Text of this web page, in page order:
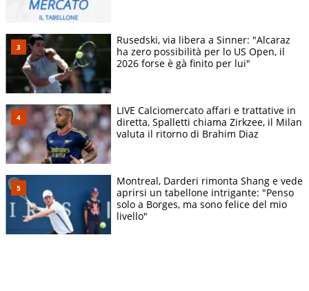
Rusedski, via libera a Sinner: "Alcaraz
ha zero possibilità per lo US Open, il
2026 forse è gà finito per lui"
LIVE Calciomercato affari e trattative in
diretta, Spalletti chiama Zirkzee, il Milan
valuta il ritorno di Brahim Diaz
Montreal, Darderi rimonta Shang e vede
aprirsi un tabellone intrigante: "Penso
solo a Borges, ma sono felice del mio
livello"